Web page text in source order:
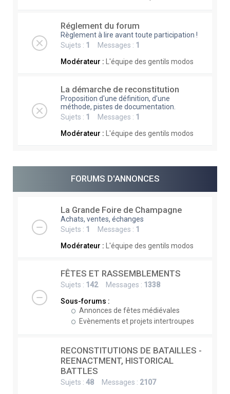
Réglement du forum
Règlement à lire avant toute participation !
Sujets : 1 Messages : 1
Modérateur :
L'équipe des gentils modos
La démarche de reconstitution
Proposition d'une définition, d'une
méthode, pistes de documentation.
Sujets : 1 Messages : 1
Modérateur :
L'équipe des gentils modos
FORUMS D'ANNONCES
La Grande Foire de Champagne
Achats, ventes, échanges
Sujets : 1 Messages : 1
Modérateur :
L'équipe des gentils modos
FÊTES ET RASSEMBLEMENTS
Sujets : 142Messages : 1338
Sous-forums :
Annonces de fêtes médiévales
Evènements et projets intertroupes
RECONSTITUTIONS DE BATAILLES -
REENACTMENT, HISTORICAL
BATTLES
Sujets : 48 Messages : 2107